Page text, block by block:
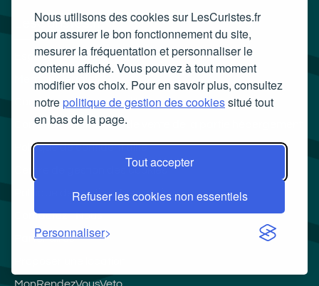
Nous utilisons des cookies sur LesCuristes.fr
pour assurer le bon fonctionnement du site,
mesurer la fréquentation et personnaliser le
contenu affiché. Vous pouvez à tout moment
modifier vos choix. Pour en savoir plus, consultez
notrepolitique de gestion des cookiessitué tout
en bas de la page.
Tout accepter
Refuser les cookies non essentiels
Personnaliser
LesCuristes.fr
Espace gestionnaire
Mentions légales
Conditions Générales d'Utilisation
Conditions Générales de vente de la partie hébergement
Politique de confidentialité
Centre de gestion des cookies
Politique de gestion des cookies
Contactez - Nous
Partenaires